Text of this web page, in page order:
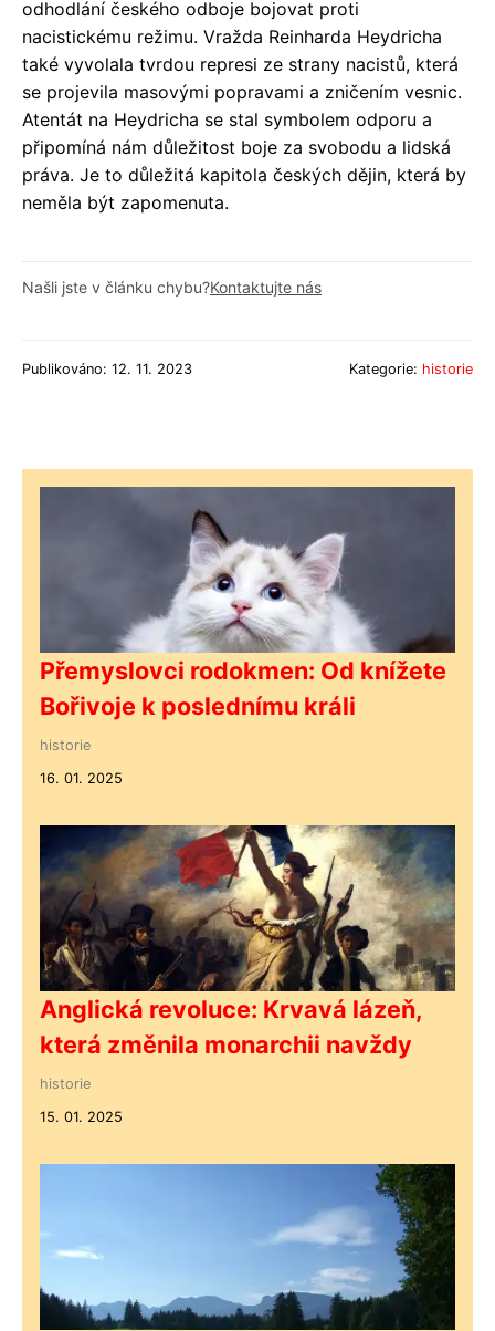
odhodlání českého odboje bojovat proti
nacistickému režimu. Vražda Reinharda Heydricha
také vyvolala tvrdou represi ze strany nacistů, která
se projevila masovými popravami a zničením vesnic.
Atentát na Heydricha se stal symbolem odporu a
připomíná nám důležitost boje za svobodu a lidská
práva. Je to důležitá kapitola českých dějin, která by
neměla být zapomenuta.
Našli jste v článku chybu?Kontaktujte nás
Publikováno: 12. 11. 2023 Kategorie: historie
Přemyslovci rodokmen: Od knížete
Bořivoje k poslednímu králi
historie
16. 01. 2025
Anglická revoluce: Krvavá lázeň,
která změnila monarchii navždy
historie
15. 01. 2025